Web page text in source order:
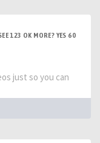
123 OK MORE? YES 60
just so you can